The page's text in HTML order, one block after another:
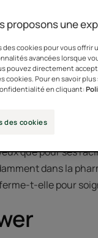
la
midwest américain
que pour ses
dans la
t-elle pour
proposons une
des cookies pour vous
avancées lorsque
pouvez directement
cookies. Pour en savoir
en cliquant:
des cookies